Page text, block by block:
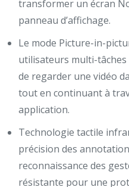
transformer un écran
panneau d’affichage.
Le mode Picture-in-
utilisateurs multi-
de regarder une vidéo
tout en continuant à
application.
Technologie tactile
précision des
reconnaissance des
résistante pour une